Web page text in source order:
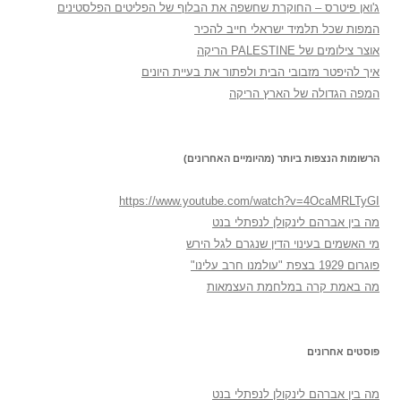
ג'ואן פיטרס – החוקרת שחשפה את הבלוף של הפליטים הפלסטינים
המפות שכל תלמיד ישראלי חייב להכיר
אוצר צילומים של PALESTINE הריקה
איך להיפטר מזבובי הבית ולפתור את בעיית היונים
המפה הגדולה של הארץ הריקה
הרשומות הנצפות ביותר (מהיומיים האחרונים)
https://www.youtube.com/watch?v=4OcaMRLTyGI
מה בין אברהם לינקולן לנפתלי בנט
מי האשמים בעינוי הדין שנגרם לגל הירש
פוגרום 1929 בצפת "עולמנו חרב עלינו"
מה באמת קרה במלחמת העצמאות
פוסטים אחרונים
מה בין אברהם לינקולן לנפתלי בנט